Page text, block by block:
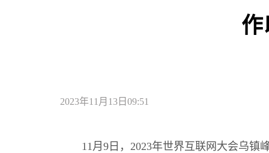
作
2023年11月13日09:51
11月9日，2023年世界互联网大会乌